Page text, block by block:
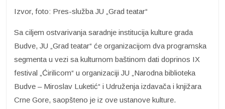
Izvor, foto: Pres-služba JU „Grad teatar“
Sa ciljem ostvarivanja saradnje institucija kulture grada
Budve, JU „Grad teatar“ će organizacijom dva programska
segmenta u vezi sa kulturnom baštinom dati doprinos IX
festival „Ćirilicom“ u organizaciji JU „Narodna biblioteka
Budve – Miroslav Luketić“ i Udruženja izdavača i knjižara
Crne Gore, saopšteno je iz ove ustanove kulture.